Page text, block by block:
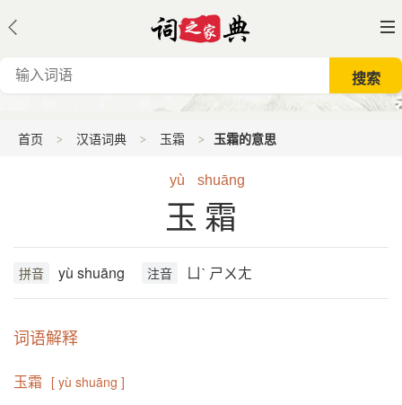
首页 汉语词典 玉霜 玉霜的意思
yù shuāng
玉霜
拼音 yù shuāng 注音 ㄩˋ ㄕㄨㄤ
词语解释
玉霜 [ yù shuāng ]